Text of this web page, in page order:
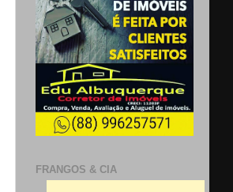
FRANGOS & CIA